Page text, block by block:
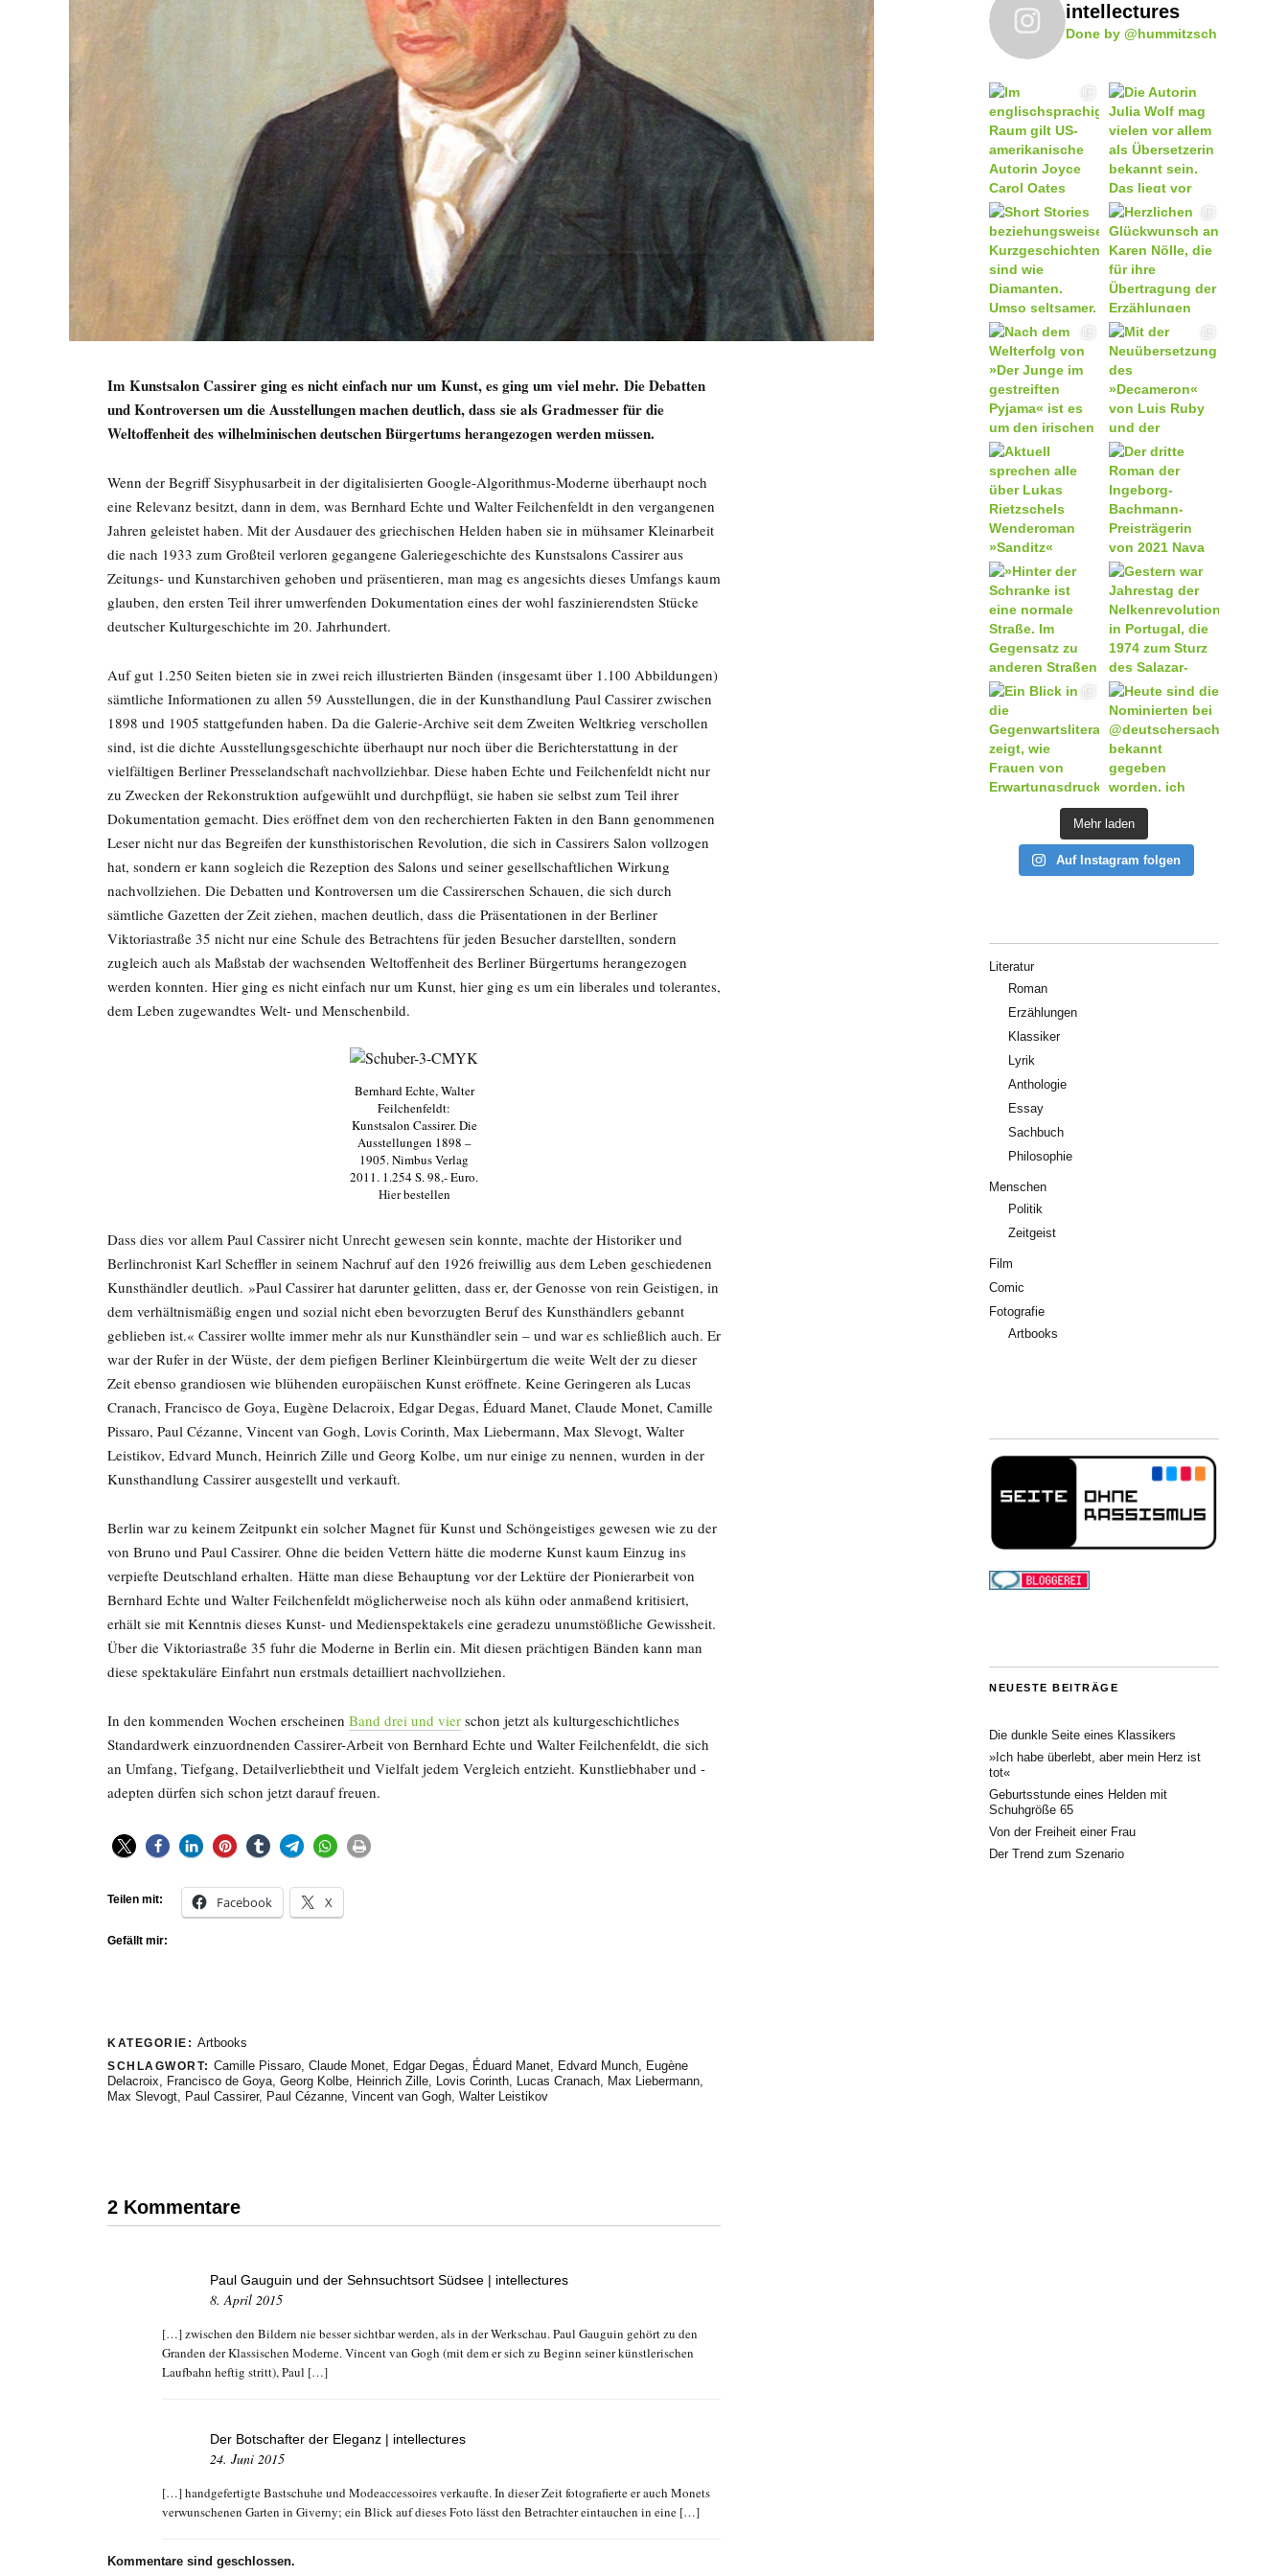
Im Kunstsalon Cassirer ging es nicht einfach nur um Kunst, es ging um viel mehr. Die Debatten
und Kontroversen um die Ausstellungen machen deutlich, dass sie als Gradmesser für die
Weltoffenheit des wilhelminischen deutschen Bürgertums herangezogen werden müssen.
Wenn der Begriff Sisyphusarbeit in der digitalisierten Google-Algorithmus-Moderne überhaupt noch
eine Relevanz besitzt, dann in dem, was Bernhard Echte und Walter Feilchenfeldt in den vergangenen
Jahren geleistet haben. Mit der Ausdauer des griechischen Helden haben sie in mühsamer Kleinarbeit
die nach 1933 zum Großteil verloren gegangene Galeriegeschichte des Kunstsalons Cassirer aus
Zeitungs- und Kunstarchiven gehoben und präsentieren, man mag es angesichts dieses Umfangs kaum
glauben, den ersten Teil ihrer umwerfenden Dokumentation eines der wohl faszinierendsten Stücke
deutscher Kulturgeschichte im 20. Jahrhundert.
Auf gut 1.250 Seiten bieten sie in zwei reich illustrierten Bänden (insgesamt über 1.100 Abbildungen)
sämtliche Informationen zu allen 59 Ausstellungen, die in der Kunsthandlung Paul Cassirer zwischen
1898 und 1905 stattgefunden haben. Da die Galerie-Archive seit dem Zweiten Weltkrieg verschollen
sind, ist die dichte Ausstellungsgeschichte überhaupt nur noch über die Berichterstattung in der
vielfältigen Berliner Presselandschaft nachvollziehbar. Diese haben Echte und Feilchenfeldt nicht nur
zu Zwecken der Rekonstruktion aufgewühlt und durchpflügt, sie haben sie selbst zum Teil ihrer
Dokumentation gemacht. Dies eröffnet dem von den recherchierten Fakten in den Bann genommenen
Leser nicht nur das Begreifen der kunsthistorischen Revolution, die sich in Cassirers Salon vollzogen
hat, sondern er kann sogleich die Rezeption des Salons und seiner gesellschaftlichen Wirkung
nachvollziehen. Die Debatten und Kontroversen um die Cassirerschen Schauen, die sich durch
sämtliche Gazetten der Zeit ziehen, machen deutlich, dass die Präsentationen in der Berliner
Viktoriastraße 35 nicht nur eine Schule des Betrachtens für jeden Besucher darstellten, sondern
zugleich auch als Maßstab der wachsenden Weltoffenheit des Berliner Bürgertums herangezogen
werden konnten. Hier ging es nicht einfach nur um Kunst, hier ging es um ein liberales und tolerantes,
dem Leben zugewandtes Welt- und Menschenbild.
Bernhard Echte, Walter
Feilchenfeldt:
Kunstsalon Cassirer. Die
Ausstellungen 1898 –
1905. Nimbus Verlag
2011. 1.254 S. 98,- Euro.
Hierbestellen
Dass dies vor allem Paul Cassirer nicht Unrecht gewesen sein konnte, machte der Historiker und
Berlinchronist Karl Scheffler in seinem Nachruf auf den 1926 freiwillig aus dem Leben geschiedenen
Kunsthändler deutlich. »Paul Cassirer hat darunter gelitten, dass er, der Genosse von rein Geistigen, in
dem verhältnismäßig engen und sozial nicht eben bevorzugten Beruf des Kunsthändlers gebannt
geblieben ist.« Cassirer wollte immer mehr als nur Kunsthändler sein – und war es schließlich auch. Er
war der Rufer in der Wüste, der dem piefigen Berliner Kleinbürgertum die weite Welt der zu dieser
Zeit ebenso grandiosen wie blühenden europäischen Kunst eröffnete. Keine Geringeren als Lucas
Cranach, Francisco de Goya, Eugène Delacroix, Edgar Degas, Éduard Manet, Claude Monet, Camille
Pissaro, Paul Cézanne, Vincent van Gogh, Lovis Corinth, Max Liebermann, Max Slevogt, Walter
Leistikov, Edvard Munch, Heinrich Zille und Georg Kolbe, um nur einige zu nennen, wurden in der
Kunsthandlung Cassirer ausgestellt und verkauft.
Berlin war zu keinem Zeitpunkt ein solcher Magnet für Kunst und Schöngeistiges gewesen wie zu der
von Bruno und Paul Cassirer. Ohne die beiden Vettern hätte die moderne Kunst kaum Einzug ins
verpiefte Deutschland erhalten. Hätte man diese Behauptung vor der Lektüre der Pionierarbeit von
Bernhard Echte und Walter Feilchenfeldt möglicherweise noch als kühn oder anmaßend kritisiert,
erhält sie mit Kenntnis dieses Kunst- und Medienspektakels eine geradezu unumstößliche Gewissheit.
Über die Viktoriastraße 35 fuhr die Moderne in Berlin ein. Mit diesen prächtigen Bänden kann man
diese spektakuläre Einfahrt nun erstmals detailliert nachvollziehen.
In den kommenden Wochen erscheinen Band drei und vier schon jetzt als kulturgeschichtliches
Standardwerk einzuordnenden Cassirer-Arbeit von Bernhard Echte und Walter Feilchenfeldt, die sich
an Umfang, Tiefgang, Detailverliebtheit und Vielfalt jedem Vergleich entzieht. Kunstliebhaber und -
adepten dürfen sich schon jetzt darauf freuen.
Teilen mit: Facebook X
Gefällt mir:
KATEGORIE: Artbooks
SCHLAGWORT: Camille Pissaro, Claude Monet, Edgar Degas, Éduard Manet, Edvard Munch, Eugène
Delacroix, Francisco de Goya, Georg Kolbe, Heinrich Zille, Lovis Corinth, Lucas Cranach, Max Liebermann,
Max Slevogt, Paul Cassirer, Paul Cézanne, Vincent van Gogh, Walter Leistikov
2 Kommentare
Paul Gauguin und der Sehnsuchtsort Südsee | intellectures
8. April 2015
[…] zwischen den Bildern nie besser sichtbar werden, als in der Werkschau. Paul Gauguin gehört zu den
Granden der Klassischen Moderne. Vincent van Gogh (mit dem er sich zu Beginn seiner künstlerischen
Laufbahn heftig stritt), Paul […]
Der Botschafter der Eleganz | intellectures
24. Juni 2015
[…] handgefertigte Bastschuhe und Modeaccessoires verkaufte. In dieser Zeit fotografierte er auch Monets
verwunschenen Garten in Giverny; ein Blick auf dieses Foto lässt den Betrachter eintauchen in eine […]
Kommentare sind geschlossen.
intellectures
Done by @hummitzsch
Mehr laden
Auf Instagram folgen
Literatur
Roman
Erzählungen
Klassiker
Lyrik
Anthologie
Essay
Sachbuch
Philosophie
Menschen
Politik
Zeitgeist
Film
Comic
Fotografie
Artbooks
NEUESTE BEITRÄGE
Die dunkle Seite eines Klassikers
»Ich habe überlebt, aber mein Herz ist
tot«
Geburtsstunde eines Helden mit
Schuhgröße 65
Von der Freiheit einer Frau
Der Trend zum Szenario